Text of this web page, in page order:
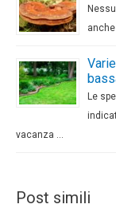
Le
vacanza …
Post simili